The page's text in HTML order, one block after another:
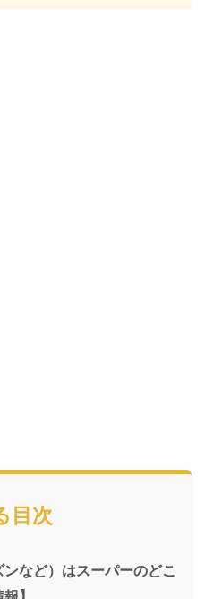
目次
ンなど）はスーパーのどこ